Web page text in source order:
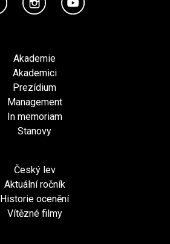
Akademie
Akademici
Prezídium
Management
In memoriam
Stanovy
Český lev
Aktuální ročník
Historie ocenění
Vítězné filmy